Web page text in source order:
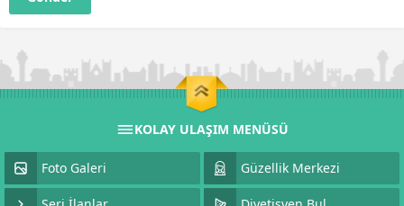
KOLAY ULAŞIM MENÜSÜ
Foto Galeri Güzellik Merkezi